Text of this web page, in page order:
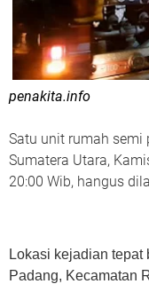
penakita.info
Satu unit rumah semi
Sumatera Utara,
20:00 Wib, hangus
Lokasi kejadian
Padang, Kecamatan